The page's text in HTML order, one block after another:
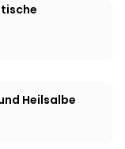
Heilsalbe